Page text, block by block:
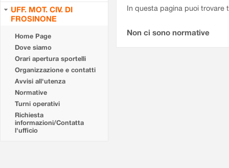
UFF. MOT. CIV. DI
FROSINONE
Home Page
Dove siamo
Orari apertura sportelli
Organizzazione e contatti
Avvisi all'utenza
Normative
Turni operativi
Richiesta
informazioni/Contatta
l'ufficio
In questa pagina puoi
Non ci sono normative